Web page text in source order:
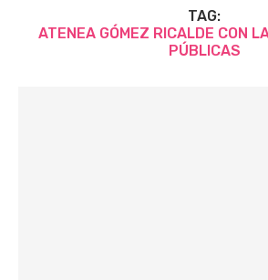
TAG:
ATENEA GÓMEZ RICALDE CON
PÚBLICAS